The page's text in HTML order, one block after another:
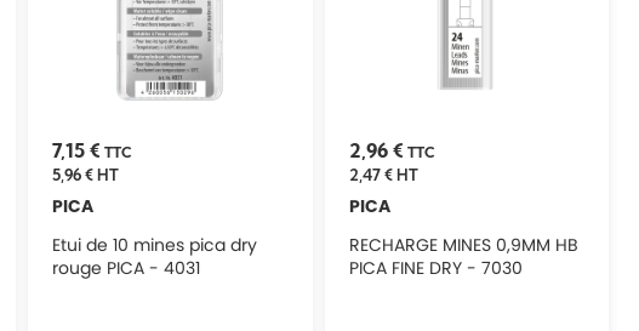
7,15 € TTC
5,96 €HT
PICA
Etui de 10 mines pica dry
rouge PICA - 4031
2,96 € TTC
2,47 €HT
PICA
RECHARGE MINES 0,9MM HB
PICA FINE DRY - 7030